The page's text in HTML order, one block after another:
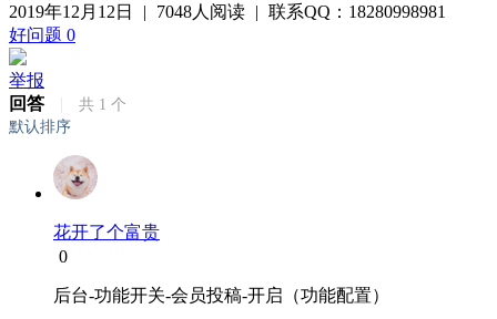
2019年12月12日 | 7048人阅读 | 联系QQ：18280998981
好问题 0
举报
回答
共 1 个
默认排序
花开了个富贵
0
后台-功能开关-会员投稿-开启（功能配置）